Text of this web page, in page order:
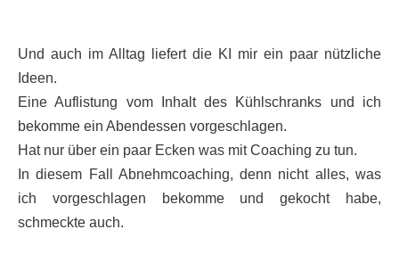
Und auch im Alltag liefert die KI mir ein paar nützliche
Ideen.
Eine Auflistung vom Inhalt des Kühlschranks und ich
bekomme ein Abendessen vorgeschlagen.
Hat nur über ein paar Ecken was mit Coaching zu tun.
In diesem Fall Abnehmcoaching, denn nicht alles, was
ich vorgeschlagen bekomme und gekocht habe,
schmeckte auch.